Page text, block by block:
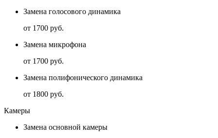
Замена голосового динамика
от 1700 руб.
Замена микрофона
от 1700 руб.
Замена полифонического динамика
от 1800 руб.
Камеры
Замена основной камеры